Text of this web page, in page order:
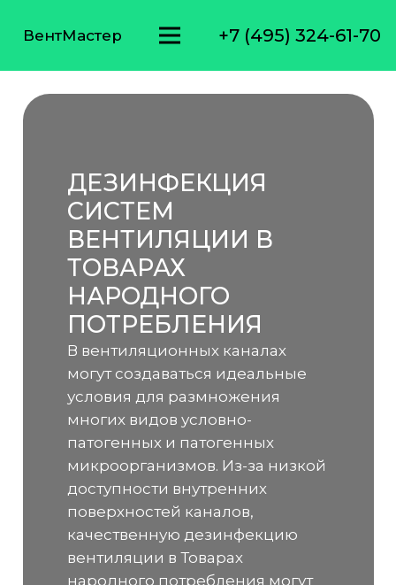
ВентМастер +7 (495) 324-61-70
ДЕЗИНФЕКЦИЯ
СИСТЕМ
ВЕНТИЛЯЦИИ В
ТОВАРАХ
НАРОДНОГО
ПОТРЕБЛЕНИЯ
В вентиляционных каналах
могут создаваться идеальные
условия для размножения
многих видов условно-
патогенных и патогенных
микроорганизмов. Из-за низкой
доступности внутренних
поверхностей каналов,
качественную дезинфекцию
вентиляции в Товарах
народного потребления могут